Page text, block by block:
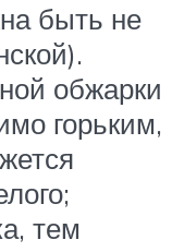
быть не
обжарки
горьким,
тем